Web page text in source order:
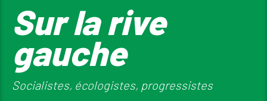
Sur la rive
gauche
Socialistes, écologistes, progressistes